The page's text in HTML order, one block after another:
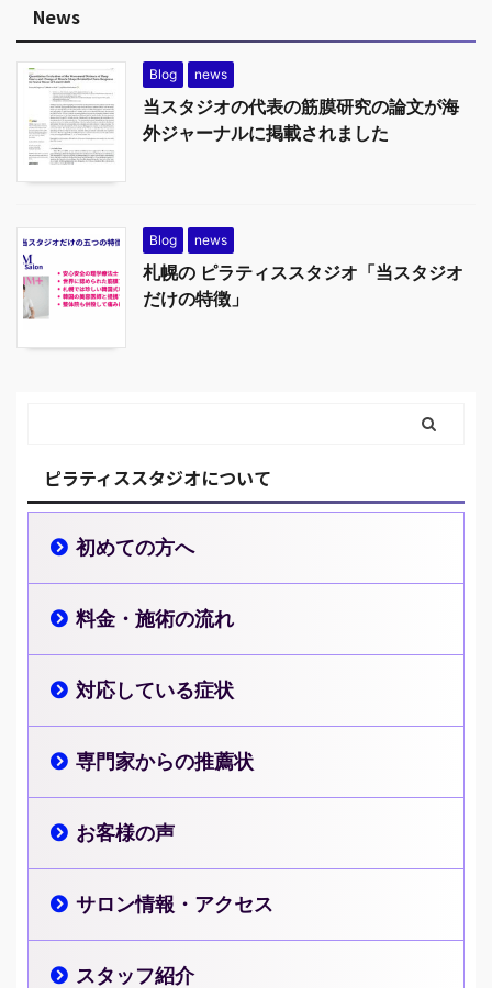
News
Blog news
当スタジオの代表の筋膜研究の論文が海
外ジャーナルに掲載されました
Blog news
札幌の ピラティススタジオ「当スタジオ
だけの特徴」
ピラティススタジオについて
初めての方へ
料金・施術の流れ
対応している症状
専門家からの推薦状
お客様の声
サロン情報・アクセス
スタッフ紹介